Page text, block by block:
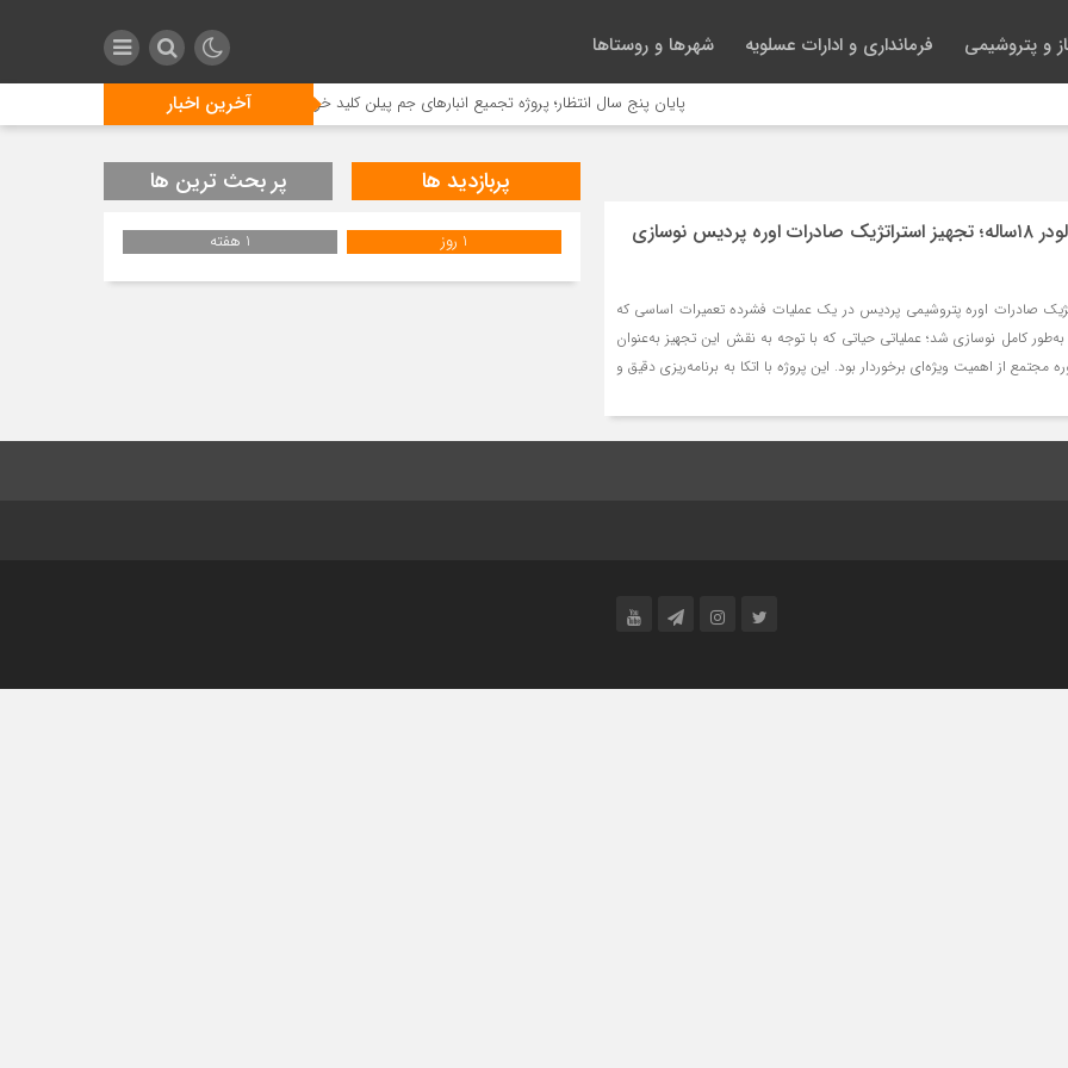
و پتروشیمی فرمانداری و ادارات عسلویه شهرها و روستاها
آخرین اخبار
پایان پنج سال انتظار؛ پروژه تجمیع انبارهای جم پیلن کلید خورد/جم پیلن با تجمیع انبارها، زیرساخت توسعه آینده را
اورهال ۱۳روزه شیپ‌لودر ۱۸ساله؛ تجهیز استراتژیک صادرات اوره پردیس نوسازی
و استراتژیک صادرات اوره پتروشیمی پردیس در یک عملیات فشرده تعمیرات اساسی که
شد، به‌طور کامل نوسازی شد؛ عملیاتی حیاتی که با توجه به نقش این تجهیز به‌عنوان
مجتمع از اهمیت ویژه‌ای برخوردار بود. این پروژه با اتکا به برنامه‌ریزی دقیق و
پربازدید ها پر بحث ترین ها
1 روز 1 هفته